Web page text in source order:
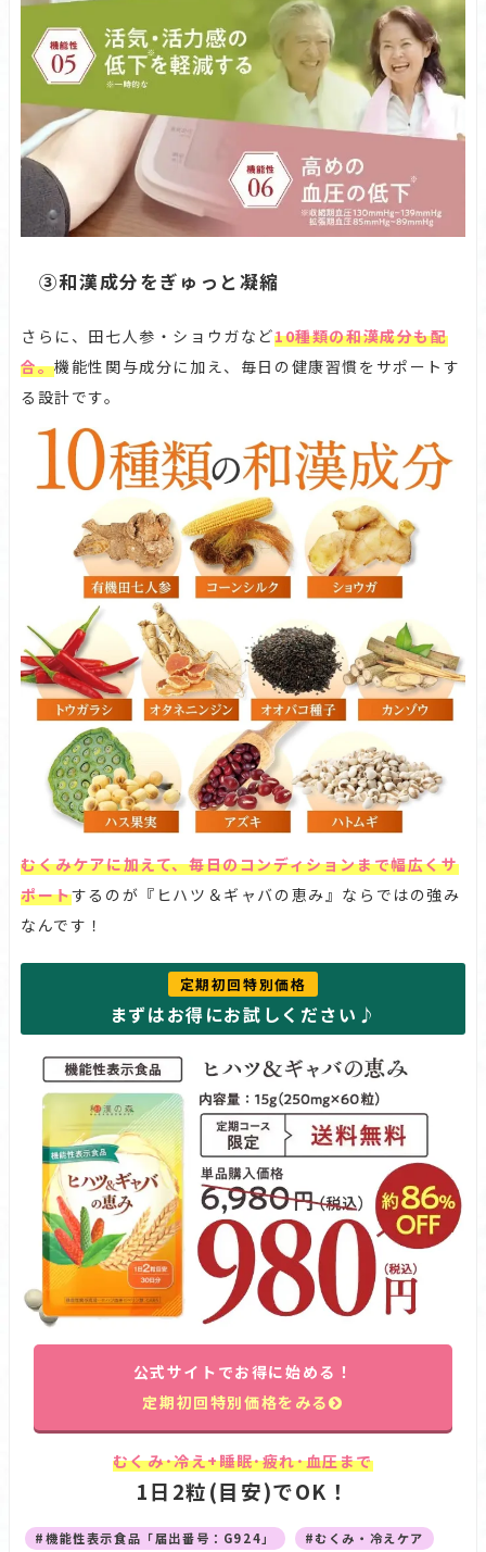
③和漢成分をぎゅっと凝縮
さらに、田七人参・ショウガなど10種類の和漢成分も配
合。機能性関与成分に加え、毎日の健康習慣をサポートす
る設計です。
むくみケアに加えて、毎日のコンディションまで幅広くサ
ポートするのが『ヒハツ＆ギャバの恵み』ならではの強み
なんです！
定期初回特別価格
まずはお得にお試しください♪
公式サイトでお得に始める！
定期初回特別価格をみる
むくみ･冷え+睡眠･疲れ･血圧まで
1日2粒(目安)でOK！
#機能性表示食品「届出番号：G924」 #むくみ・冷えケア